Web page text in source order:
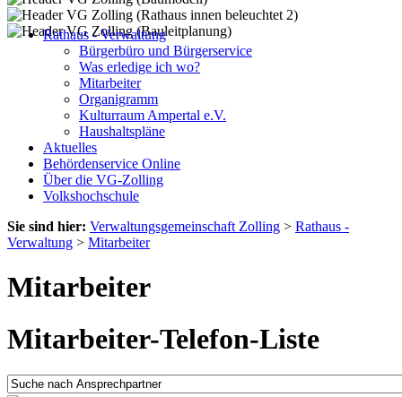
Rathaus - Verwaltung
Bürgerbüro und Bürgerservice
Was erledige ich wo?
Mitarbeiter
Organigramm
Kulturraum Ampertal e.V.
Haushaltspläne
Aktuelles
Behördenservice Online
Über die VG-Zolling
Volkshochschule
Sie sind hier: Verwaltungsgemeinschaft Zolling > Rathaus -
Verwaltung > Mitarbeiter
Mitarbeiter
Mitarbeiter-Telefon-Liste